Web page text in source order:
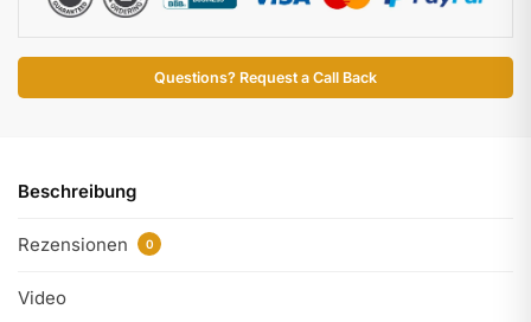
Questions? Request a Call Back
Beschreibung
Rezensionen 0
Video